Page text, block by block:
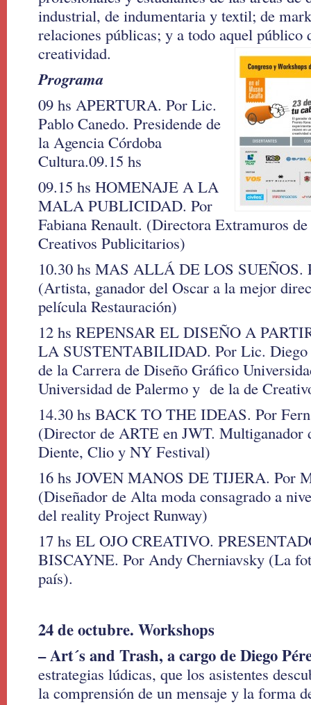
industrial, de indumentaria y textil; de
relaciones públicas; y a todo aquel público
creatividad.
Programa
09 hs APERTURA. Por Lic.
Pablo Canedo. Presidende de
la Agencia Córdoba
Cultura.09.15 hs
09.15 hs HOMENAJE A LA
MALA PUBLICIDAD. Por
Fabiana Renault. (Directora Extramuros
Creativos Publicitarios)
10.30 hs MAS ALLÁ DE LOS SUEÑOS.
(Artista, ganador del Oscar a la mejor
película Restauración)
12 hs REPENSAR EL DISEÑO A
LA SUSTENTABILIDAD. Por Lic. Diego
de la Carrera de Diseño Gráfico
Universidad de Palermo y de la de
14.30 hs BACK TO THE IDEAS. Por
(Director de ARTE en JWT. Multiganador
Diente, Clio y NY Festival)
16 hs JOVEN MANOS DE TIJERA. Por
(Diseñador de Alta moda consagrado a
del reality Project Runway)
17 hs EL OJO CREATIVO.
BISCAYNE. Por Andy Cherniavsky (La
país).
24 de octubre. Workshops
– Art´s and Trash, a cargo de Diego
estrategias lúdicas, que los asistentes
la comprensión de un mensaje y la forma